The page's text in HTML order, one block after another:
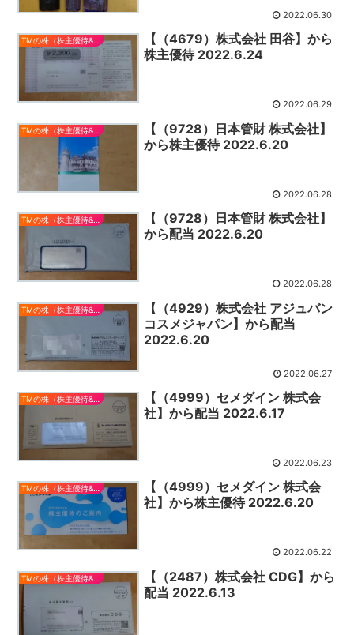
2022.06.30
【（4679）株式会社 田谷】から
株主優待 2022.6.24
2022.06.29
【（9728）日本管財 株式会社】
から株主優待 2022.6.20
2022.06.28
【（9728）日本管財 株式会社】
から配当 2022.6.20
2022.06.28
【（4929）株式会社 アジュバン
コスメジャパン】から配当
2022.6.20
2022.06.27
【（4999）セメダイン 株式会
社】から配当 2022.6.17
2022.06.23
TMの株（株主優待&配当）
【（4999）セメダイン 株式会
社】から株主優待 2022.6.20
2022.06.22
【（2487）株式会社 CDG】から
配当 2022.6.13